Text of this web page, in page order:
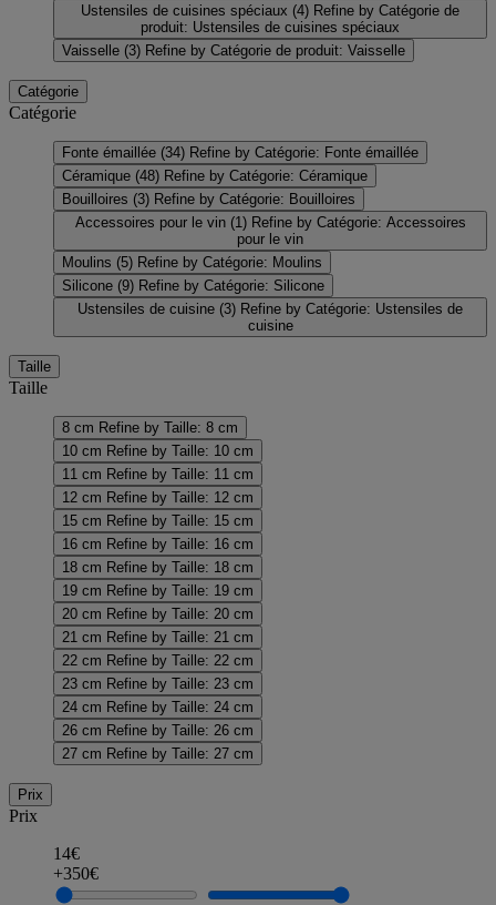
Ustensiles de cuisines spéciaux (4) Refine by Catégorie de
produit: Ustensiles de cuisines spéciaux
Vaisselle (3) Refine by Catégorie de produit: Vaisselle
Catégorie
Catégorie
Fonte émaillée (34) Refine by Catégorie: Fonte émaillée
Céramique (48) Refine by Catégorie: Céramique
Bouilloires (3) Refine by Catégorie: Bouilloires
Accessoires pour le vin (1) Refine by Catégorie: Accessoires
pour le vin
Moulins (5) Refine by Catégorie: Moulins
Silicone (9) Refine by Catégorie: Silicone
Ustensiles de cuisine (3) Refine by Catégorie: Ustensiles de
cuisine
Taille
Taille
8 cm Refine by Taille: 8 cm
10 cm Refine by Taille: 10 cm
11 cm Refine by Taille: 11 cm
12 cm Refine by Taille: 12 cm
15 cm Refine by Taille: 15 cm
16 cm Refine by Taille: 16 cm
18 cm Refine by Taille: 18 cm
19 cm Refine by Taille: 19 cm
20 cm Refine by Taille: 20 cm
21 cm Refine by Taille: 21 cm
22 cm Refine by Taille: 22 cm
23 cm Refine by Taille: 23 cm
24 cm Refine by Taille: 24 cm
26 cm Refine by Taille: 26 cm
27 cm Refine by Taille: 27 cm
Prix
Prix
14€
+350€